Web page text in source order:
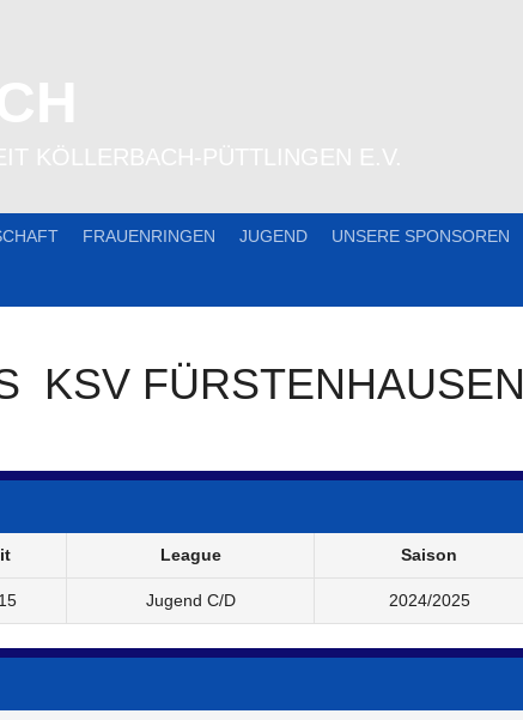
FRAUENRINGEN JUGEND UNSERE SPONSOREN
KSV FÜRSTENHAUSEN
League Saison
Jugend C/D 2024/2025